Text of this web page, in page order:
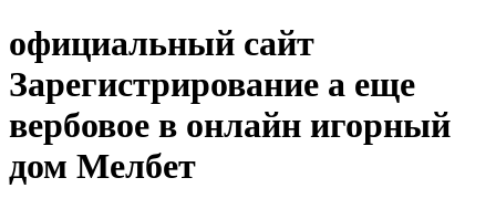
официальный сайт
Зарегистрирование а еще
вербовое в онлайн игорный
дом Мелбет